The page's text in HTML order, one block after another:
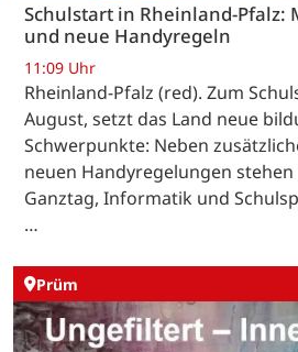
Schulstart in Rheinland-Pfalz:
und neue Handyregeln
11:09 Uhr
Rheinland-Pfalz (red). Zum
August, setzt das Land neue
Schwerpunkte: Neben
neuen Handyregelungen
Ganztag, Informatik und
…
Prüm